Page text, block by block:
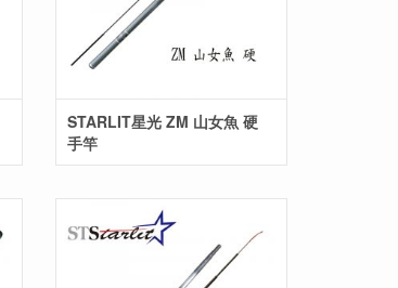
STARLIT星光 ZM 山女魚 硬
手竿